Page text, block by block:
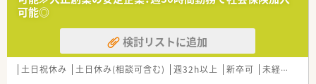
可能◎
検討リストに追加
土日祝休み 土日休み(相談可含む) 週32h以上 新卒可 未経験可